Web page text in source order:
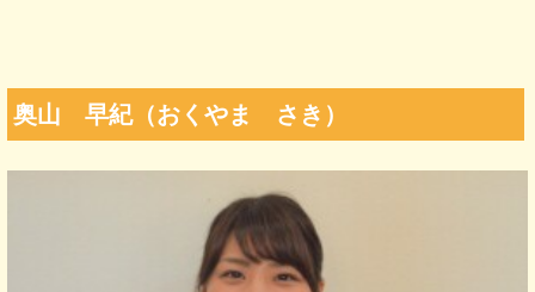
奥山 早紀（おくやま さき）